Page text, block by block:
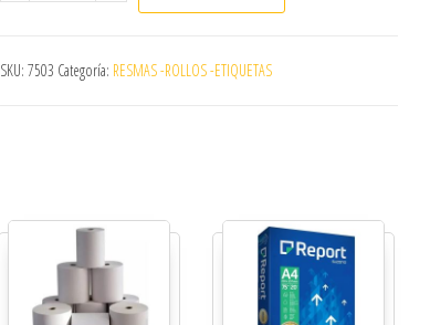
SKU: 7503 Categoría: RESMAS -ROLLOS -ETIQUETAS